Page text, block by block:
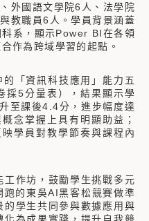
外國語文學院6人、法學院
教職員6人。學員背景涵蓋
系，顯示Power BI在各領
作為跨域學習的起點。
「資訊科技應用」能力五
採5分量表），結果顯示學
至課後4.4分，進步幅度達
念掌握上具有明顯助益；
學員對教學節奏與課程內
作坊，鼓勵學生挑戰多元
跑的東吳AI黑客松競賽做準
學生共同參與數據應用與